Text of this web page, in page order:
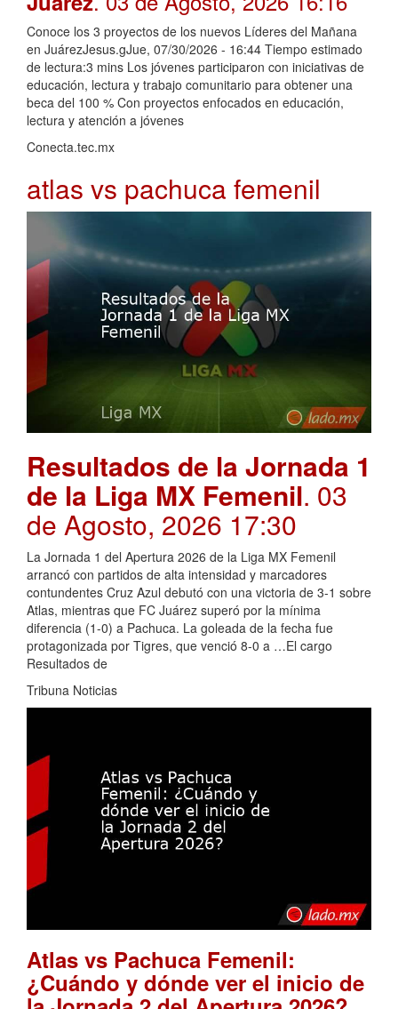
Conoce los 3 proyectos de los nuevos Líderes del Mañana
en JuárezJesus.gJue, 07/30/2026 - 16:44 Tiempo estimado
de lectura:3 mins Los jóvenes participaron con iniciativas de
educación, lectura y trabajo comunitario para obtener una
beca del 100 % Con proyectos enfocados en educación,
lectura y atención a jóvenes
Conecta.tec.mx
atlas vs pachuca femenil
Resultados de la Jornada 1
de la Liga MX Femenil. 03
de Agosto, 2026 17:30
La Jornada 1 del Apertura 2026 de la Liga MX Femenil
arrancó con partidos de alta intensidad y marcadores
contundentes Cruz Azul debutó con una victoria de 3-1 sobre
Atlas, mientras que FC Juárez superó por la mínima
diferencia (1-0) a Pachuca. La goleada de la fecha fue
protagonizada por Tigres, que venció 8-0 a …El cargo
Resultados de
Tribuna Noticias
Atlas vs Pachuca Femenil:
¿Cuándo y dónde ver el inicio de